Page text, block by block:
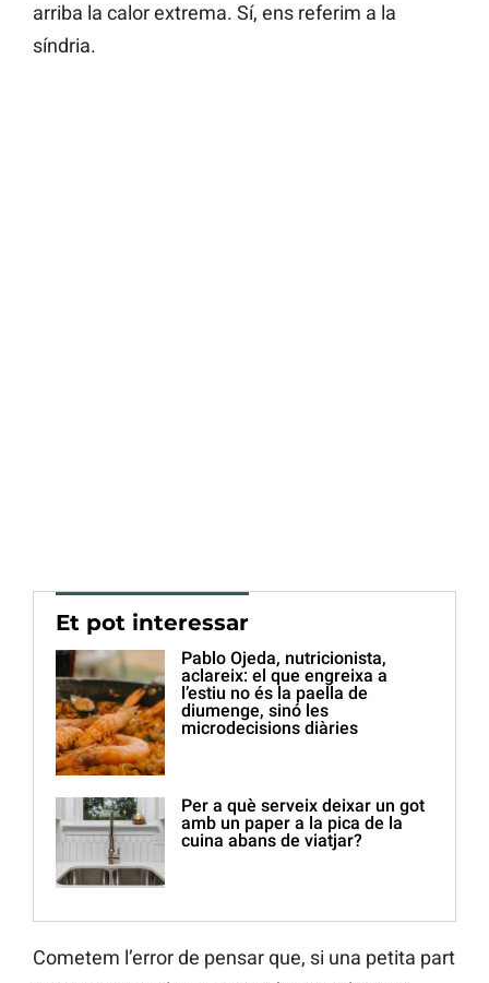
arriba la calor extrema. Sí, ens referim a la
síndria.
Et pot interessar
Pablo Ojeda, nutricionista,
aclareix: el que engreixa a
l’estiu no és la paella de
diumenge, sinó les
microdecisions diàries
Per a què serveix deixar un got
amb un paper a la pica de la
cuina abans de viatjar?
Cometem l’error de pensar que, si una petita part